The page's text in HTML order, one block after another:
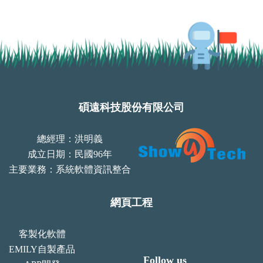
碩遠科技股份有限公司
總經理：洪明義
成立日期：民國96年
主要業務：系統軟體資訊整合
網頁工程
客製化軟體
EMILY自製產品
Follow us